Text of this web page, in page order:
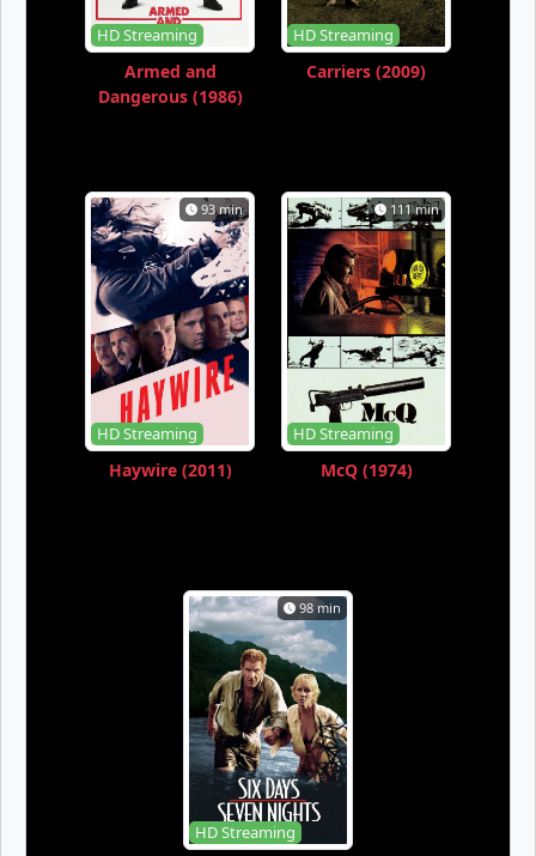
HD Streaming
Armed and
Dangerous (1986)
HD Streaming
Carriers (2009)
93 min
HD Streaming
Haywire (2011)
111 min
HD Streaming
McQ (1974)
98 min
HD Streaming